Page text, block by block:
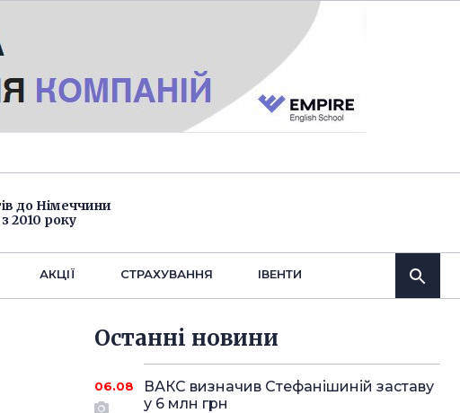
до Німеччини
2010 року
АКЦІЇ СТРАХУВАННЯ IВЕНТИ
Останнi новини
06.08
ВАКС визначив Стефанішиній заставу
у 6 млн грн